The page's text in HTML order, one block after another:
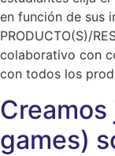
en función de sus
PRODUCTO(S)/
colaborativo con
con todos los
games)